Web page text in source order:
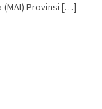
(MAI) Provinsi […]